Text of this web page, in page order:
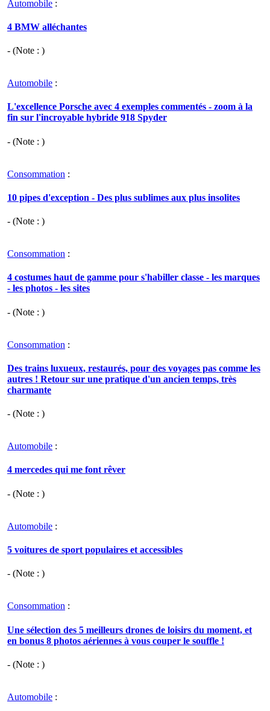
Automobile :
4 BMW alléchantes
- (Note : )
Automobile :
L'excellence Porsche avec 4 exemples commentés - zoom à la
fin sur l'incroyable hybride 918 Spyder
- (Note : )
Consommation :
10 pipes d'exception - Des plus sublimes aux plus insolites
- (Note : )
Consommation :
4 costumes haut de gamme pour s'habiller classe - les marques
- les photos - les sites
- (Note : )
Consommation :
Des trains luxueux, restaurés, pour des voyages pas comme les
autres ! Retour sur une pratique d'un ancien temps, très
charmante
- (Note : )
Automobile :
4 mercedes qui me font rêver
- (Note : )
Automobile :
5 voitures de sport populaires et accessibles
- (Note : )
Consommation :
Une sélection des 5 meilleurs drones de loisirs du moment, et
en bonus 8 photos aériennes à vous couper le souffle !
- (Note : )
Automobile :